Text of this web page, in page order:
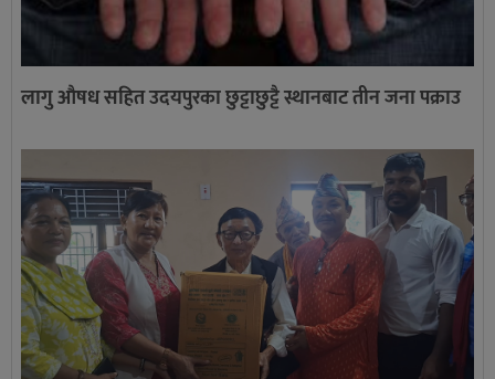
लागु औषध सहित उदयपुरका छुट्टाछुट्टै स्थानबाट तीन जना पक्राउ